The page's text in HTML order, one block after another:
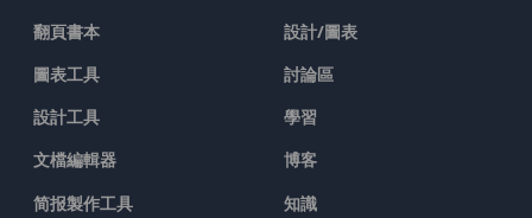
翻頁書本
圖表工具
設計工具
文檔編輯器
简报製作工具
設計/圖表
討論區
學習
博客
知識